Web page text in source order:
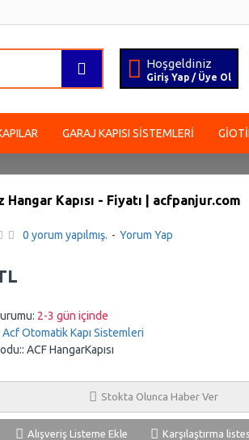
Hoşgeldiniz
Giriş Yap / Üye Ol
GARAJ KAPISI SISTEMLERI
Hangar Kapısı - Fiyatı | acfpanjur.com
2-3 gün içinde
Acf Otomatik Kapı Sistemleri
ACF HangarKapısı
0 yorum yapılmış. - Yorum Yap
Stokta Olunca Haber Ver
Alışveriş Listeme Ekle Karşılaştırma